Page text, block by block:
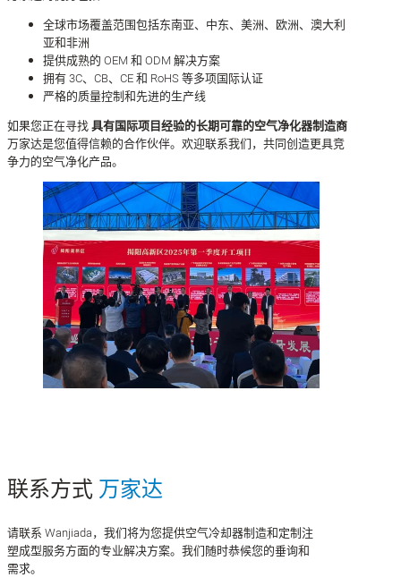
全球市场覆盖范围包括东南亚、中东、美洲、欧洲、澳大利
亚和非洲
提供成熟的 OEM 和 ODM 解决方案
拥有 3C、CB、CE 和 RoHS 等多项国际认证
严格的质量控制和先进的生产线
如果您正在寻找具有国际项目经验的长期可靠的空气净化器制造商
万家达是您值得信赖的合作伙伴。欢迎联系我们，共同创造更具竞
争力的空气净化产品。
联系方式 万家达
请联系 Wanjiada，我们将为您提供空气冷却器制造和定制注
塑成型服务方面的专业解决方案。我们随时恭候您的垂询和
需求。